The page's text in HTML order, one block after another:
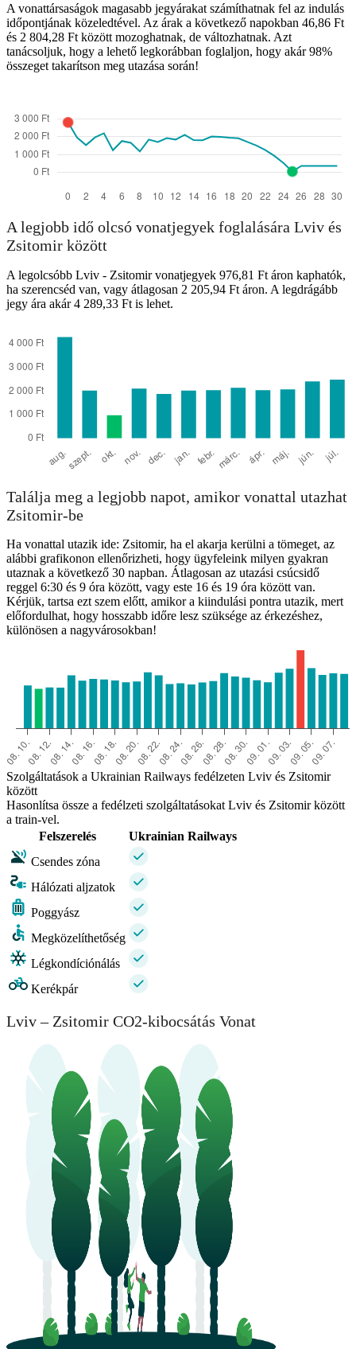
A vonattársaságok magasabb jegyárakat számíthatnak fel az indulás
időpontjának közeledtével. Az árak a következő napokban 46,86 Ft
és 2 804,28 Ft között mozoghatnak, de változhatnak. Azt
tanácsoljuk, hogy a lehető legkorábban foglaljon, hogy akár 98%
összeget takarítson meg utazása során!
A legjobb idő olcsó vonatjegyek foglalására Lviv és
Zsitomir között
A legolcsóbb Lviv - Zsitomir vonatjegyek 976,81 Ft áron kaphatók,
ha szerencséd van, vagy átlagosan 2 205,94 Ft áron. A legdrágább
jegy ára akár 4 289,33 Ft is lehet.
Találja meg a legjobb napot, amikor vonattal utazhat
Zsitomir-be
Ha vonattal utazik ide: Zsitomir, ha el akarja kerülni a tömeget, az
alábbi grafikonon ellenőrizheti, hogy ügyfeleink milyen gyakran
utaznak a következő 30 napban. Átlagosan az utazási csúcsidő
reggel 6:30 és 9 óra között, vagy este 16 és 19 óra között van.
Kérjük, tartsa ezt szem előtt, amikor a kiindulási pontra utazik, mert
előfordulhat, hogy hosszabb időre lesz szüksége az érkezéshez,
különösen a nagyvárosokban!
Szolgáltatások a Ukrainian Railways fedélzeten Lviv és Zsitomir
között
Hasonlítsa össze a fedélzeti szolgáltatásokat Lviv és Zsitomir között
a train-vel.
Felszerelés
Ukrainian Railways
Csendes zóna
Hálózati aljzatok
Poggyász
Megközelíthetőség
Légkondíciónálás
Kerékpár
Lviv – Zsitomir CO2-kibocsátás Vonat